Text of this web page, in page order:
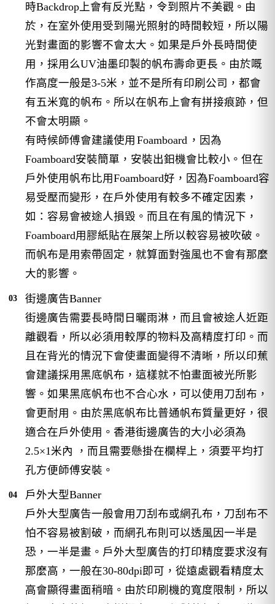
時Backdrop上會有反光點，令到照片不美觀。由
於，在室外使用受到陽光照射的時間較短，所以陽
光對畫面的影響不會太大。如果是戶外長時間使
用，採用么UV油墨印製的帆布壽命更長。由於嘅
作高度一般是3-5米，並不是所有印刷公司，都會
有五米寬的帆布。所以在帆布上會有拼接痕跡，但
不會太明顯。
有時候師傅會建議使用 Foamboard ，因為
Foamboard安裝簡單，安裝出鈤機會比較小。但在
戶外使用帆布比用Foamboard好，因為Foamboard容
易受壓而變形，在戶外使用有較多不確定因素，
如：容易會被途人損毀。而且在有風的情況下，
Foamboard用膠紙貼在展架上所以較容易被吹破。
而帆布是用索帶固定，就算面對強風也不會有那麼
大的影響。
街邊廣告Banner
街邊廣告需要長時間日曬雨淋，而且會被途人近距
離觀看，所以必須用較厚的物料及高精度打印。而
且在背光的情況下會使畫面變得不清晰，所以印蕉
會建議採用黑底帆布，這樣就不怕畫面被光所影
響。如果黑底帆布也不合心水，可以使用刀刮布，
會更耐用。由於黑底帆布比普通帆布質量更好，很
適合在戶外使用。香港街邊廣告的大小必須為
2.5×1米內 ，而且需要懸掛在欄桿上，須要平均打
孔方便師傅安裝。
戶外大型Banner
戶外大型廣告一般會用刀刮布或網孔布，刀刮布不
怕不容易被割破，而網孔布則可以透風因一半是
恐，一半是畫。戶外大型廣告的打印精度要求沒有
那麼高，一般在30-80dpi即可，從遠處觀看精度太
高會顯得畫面稍暗。由於印刷機的寬度限制，所以